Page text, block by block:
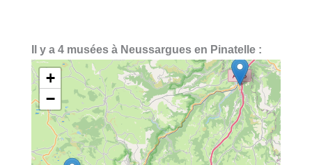
Il y a 4 musées à Neussargues en Pinatelle :
+
−